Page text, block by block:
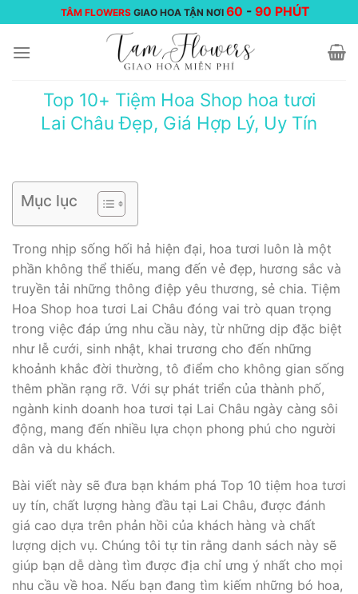
đến
nội
TÂM FLOWERS GIAO HOA TẬN NƠI 60 -90 PHÚT
Top 10+ Tiệm Hoa Shop hoa tươi
Lai Châu Đẹp, Giá Hợp Lý, Uy Tín
Mục lục
Trong nhịp sống hối hả hiện đại, hoa tươi luôn là một
phần không thể thiếu, mang đến vẻ đẹp, hương sắc và
truyền tải những thông điệp yêu thương, sẻ chia. Tiệm
Hoa Shop hoa tươi Lai Châu đóng vai trò quan trọng
trong việc đáp ứng nhu cầu này, từ những dịp đặc biệt
như lễ cưới, sinh nhật, khai trương cho đến những
khoảnh khắc đời thường, tô điểm cho không gian sống
thêm phần rạng rỡ. Với sự phát triển của thành phố,
ngành kinh doanh hoa tươi tại Lai Châu ngày càng sôi
động, mang đến nhiều lựa chọn phong phú cho người
dân và du khách.
Bài viết này sẽ đưa bạn khám phá Top 10 tiệm hoa tươi
uy tín, chất lượng hàng đầu tại Lai Châu, được đánh
giá cao dựa trên phản hồi của khách hàng và chất
lượng dịch vụ. Chúng tôi tự tin rằng danh sách này sẽ
giúp bạn dễ dàng tìm được địa chỉ ưng ý nhất cho mọi
nhu cầu về hoa. Nếu bạn đang tìm kiếm những bó hoa,